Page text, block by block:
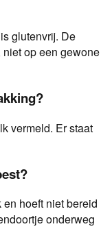
glutenvrij. De
op een gewone
vermeld. Er staat
hoeft niet bereid
onderweg